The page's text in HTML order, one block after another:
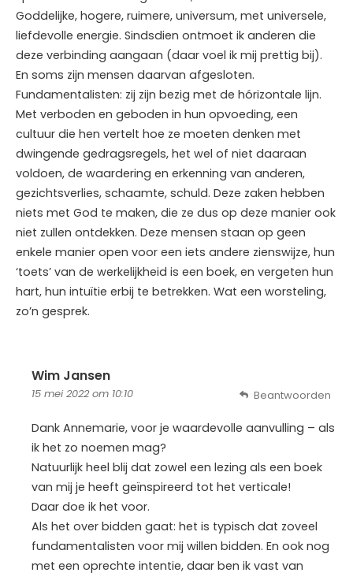
Goddelijke, hogere, ruimere, universum, met universele,
liefdevolle energie. Sindsdien ontmoet ik anderen die
deze verbinding aangaan (daar voel ik mij prettig bij).
En soms zijn mensen daarvan afgesloten.
Fundamentalisten: zij zijn bezig met de hórizontale lijn.
Met verboden en geboden in hun opvoeding, een
cultuur die hen vertelt hoe ze moeten denken met
dwingende gedragsregels, het wel of niet daaraan
voldoen, de waardering en erkenning van anderen,
gezichtsverlies, schaamte, schuld. Deze zaken hebben
niets met God te maken, die ze dus op deze manier ook
niet zullen ontdekken. Deze mensen staan op geen
enkele manier open voor een iets andere zienswijze, hun
‘toets’ van de werkelijkheid is een boek, en vergeten hun
hart, hun intuïtie erbij te betrekken. Wat een worsteling,
zo’n gesprek.
Wim Jansen
15 mei 2022 om 10:10
Dank Annemarie, voor je waardevolle aanvulling – als
ik het zo noemen mag?
Natuurlijk heel blij dat zowel een lezing als een boek
van mij je heeft geïnspireerd tot het verticale!
Daar doe ik het voor.
Als het over bidden gaat: het is typisch dat zoveel
fundamentalisten voor mij willen bidden. En ook nog
met een oprechte intentie, daar ben ik vast van
Beantwoorden